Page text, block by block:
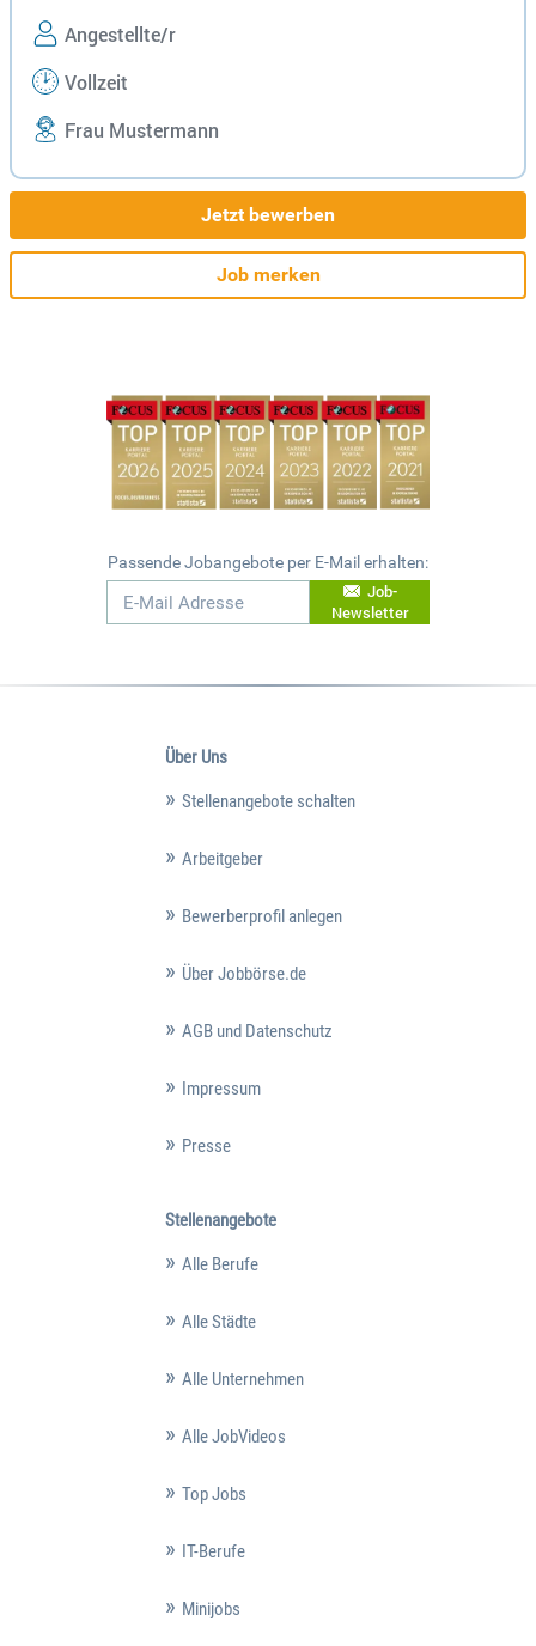
Angestellte/r
Vollzeit
Frau Mustermann
Jetzt bewerben
Job merken
Passende Jobangebote per E-Mail erhalten:
Job-
Newsletter
Über Uns
Stellenangebote schalten
Arbeitgeber
Bewerberprofil anlegen
Über Jobbörse.de
AGB und Datenschutz
Impressum
Presse
Stellenangebote
Alle Berufe
Alle Städte
Alle Unternehmen
Alle JobVideos
Top Jobs
IT-Berufe
Minijobs